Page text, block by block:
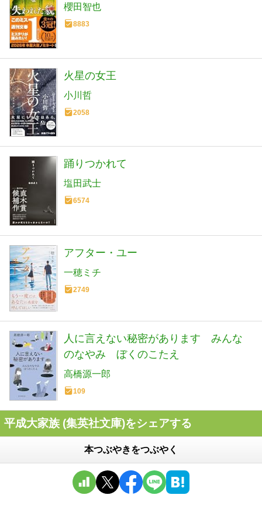
櫻田智也
8883
火星の女王
小川哲
2058
踊りつかれて
塩田武士
6574
アフター・ユー
一穂ミチ
2749
人に言えない秘密があります みんな
のなやみ ぼくのこたえ
高橋源一郎
109
平成大家族 (集英社文庫)をシェアする
本つぶやきをつぶやく